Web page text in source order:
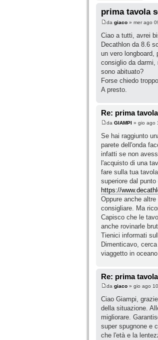
prima tavola
da giaco » mer ago
Ciao a tutti, avrei
Decathlon da 8.6
un vero
consiglio da
sono abituato?
Forse chiedo
A presto.
Re: prima
da GIAMPI » gio ago
Se hai raggiunto
parete dell'onda
infatti se non
l'acquisto di una
fare sulla tua
superiore dal
https://
Oppure anche
consigliare. Ma
Capisco che le
anche rovinarle
Tienici informati
Dimenticavo,
viaggetto in
Re: prima
da giaco » gio ago
Ciao Giampi,
della situazione.
migliorare.
super spugnone e
che l'età e la